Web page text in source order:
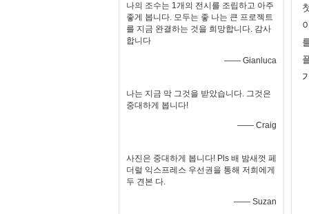
나의 조수는 1개의 전시를 조립하고 아주
좋게 봅니다. 모두는 좋 나는 큰 프로젝트
를 지금 완결하는 것을 희망합니다. 감사
합니다
—— Gianluca
나는 지금 막 그것을 받았습니다. 그것은
중대하게 봅니다!
—— Craig
사진은 중대하게 봅니다! Pls 배 밤새껏 페
더럴 익스프레스 우선권을 통해 저희에게
두 견본 다.
—— Suzan